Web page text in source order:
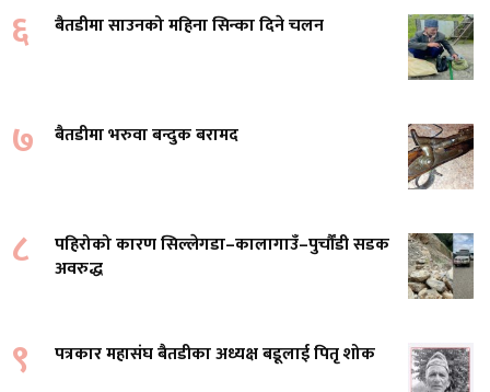
६ बैतडीमा साउनको महिना सिन्का दिने चलन
७ बैतडीमा भरुवा बन्दुक बरामद
८
पहिरोको कारण सिल्लेगडा–कालागाउँ–पुर्चौंडी सडक
अवरुद्ध
९ पत्रकार महासंघ बैतडीका अध्यक्ष बडूलाई पितृ शोक